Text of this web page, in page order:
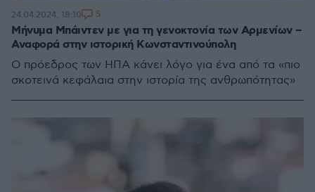
Μήνυμα Μπάιντεν με για τη γενοκτονία των Αρμενίων –
Αναφορά στην ιστορική Κωνσταντινούπολη
Ο πρόεδρος των ΗΠΑ κάνει λόγο για ένα από τα «πιο
σκοτεινά κεφάλαια στην ιστορία της ανθρωπότητας»
24.04.2024, 18:10 5